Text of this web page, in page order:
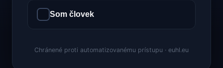
Som človek
Chránené proti automatizovanému prístupu · euhl.eu